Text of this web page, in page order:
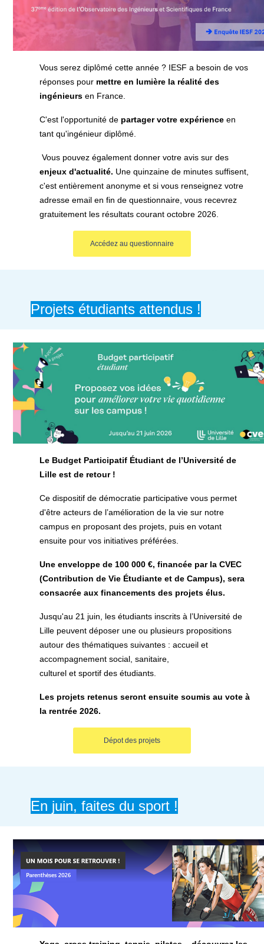
Vous serez diplômé cette année ? IESF a besoin de vos
réponses pour mettre en lumière la réalité des
ingénieurs en France.
C'est l'opportunité de partager votre expérienceen
tant qu'ingénieur diplômé.
Vous pouvez également donner votre avis sur des
enjeux d'actualité. Une quinzaine de minutes suffisent,
c'est entièrement anonyme et si vous renseignez votre
adresse email en fin de questionnaire, vous recevrez
gratuitement les résultats courant octobre 2026.
Accédez au questionnaire
Projets étudiants attendus !
Le Budget Participatif Étudiant de l’Université de
Lille est de retour !
Ce dispositif de démocratie participative vous permet
d'être acteurs de l’amélioration de la vie sur notre
campus en proposant des projets, puis en votant
ensuite pour vos initiatives préférées.
Une enveloppe de 100 000 €, financée par la CVEC
(Contribution de Vie Étudiante et de Campus), sera
consacrée aux financements des projets élus.
Jusqu'au 21 juin, les étudiants inscrits à l’Université de
Lille peuvent déposer une ou plusieurs propositions
autour des thématiques suivantes : accueil et
accompagnement social, sanitaire,
culturel et sportif des étudiants.
Les projets retenus seront ensuite soumis au vote à
la rentrée 2026.
Dépot des projets
En juin, faites du sport !